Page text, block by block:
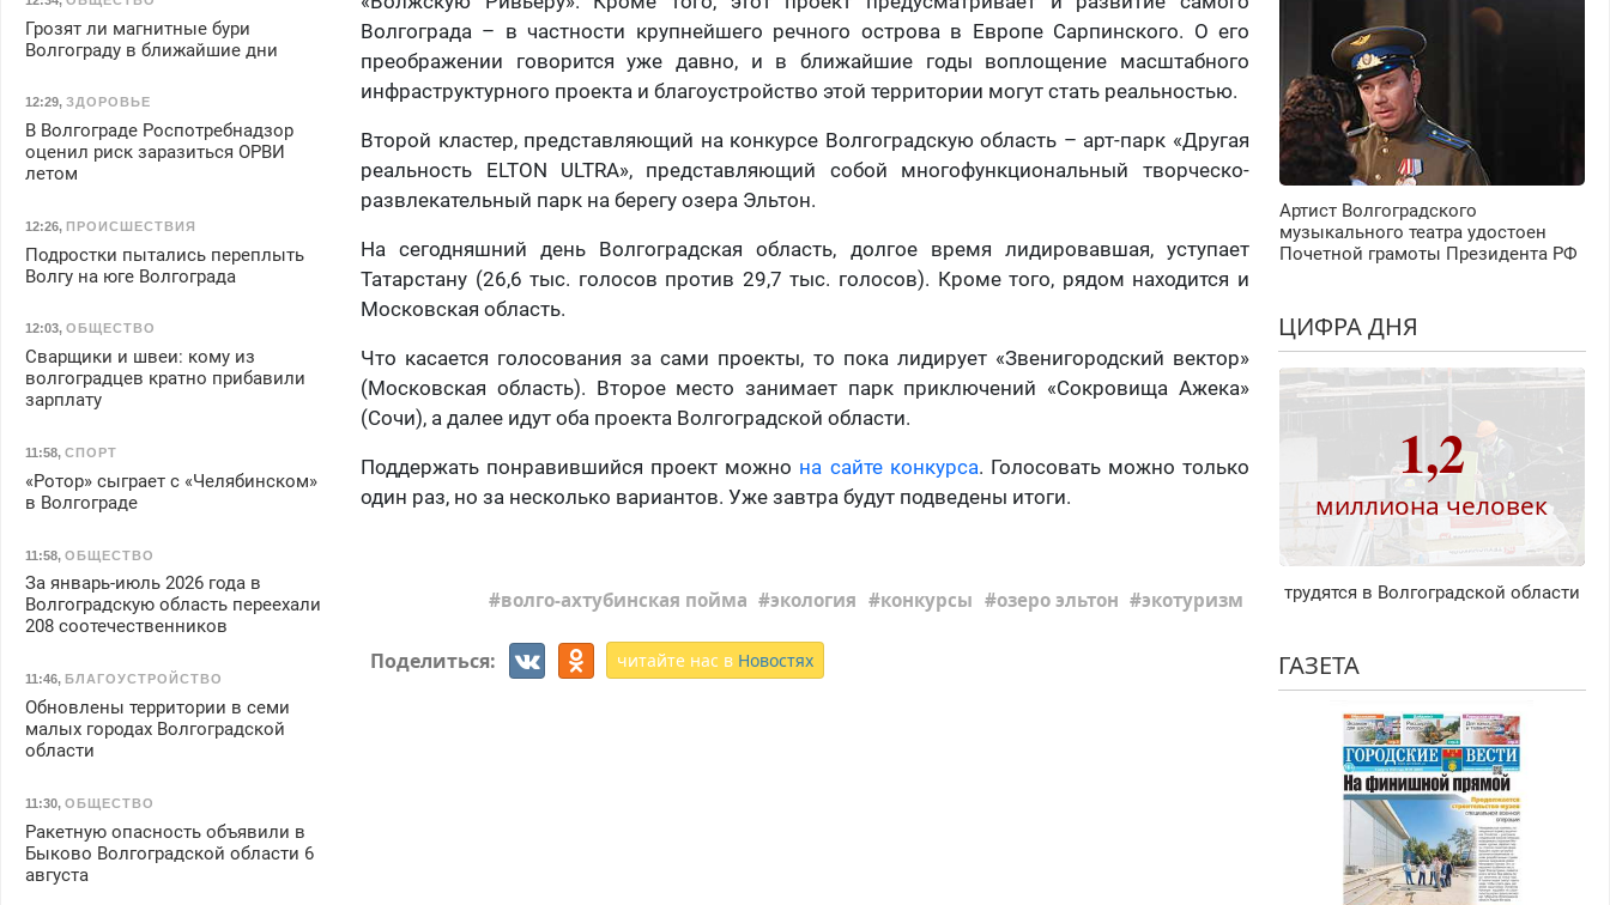
Волгограда – в частности крупнейшего речного острова в Европе Сарпинского. О его
преображении говорится уже давно, и в ближайшие годы воплощение масштабного
инфраструктурного проекта и благоустройство этой территории могут стать реальностью.
Второй кластер, представляющий на конкурсе Волгоградскую область – арт-парк «Другая
реальность ELTON ULTRА», представляющий собой многофункциональный творческо-
развлекательный парк на берегу озера Эльтон.
На сегодняшний день Волгоградская область, долгое время лидировавшая, уступает
Татарстану (26,6 тыс. голосов против 29,7 тыс. голосов). Кроме того, рядом находится и
Московская область.
Что касается голосования за сами проекты, то пока лидирует «Звенигородский вектор»
(Московская область). Второе место занимает парк приключений «Сокровища Ажека»
(Сочи), а далее идут оба проекта Волгоградской области.
Поддержать понравившийся проект можно на сайте конкурса. Голосовать можно только
один раз, но за несколько вариантов. Уже завтра будут подведены итоги.
волго-ахтубинская пойма экология конкурсы озеро эльтон экотуризм
Поделиться: читайте нас в Новостях
Грозят ли магнитные бури
Волгограду в ближайшие дни
12:29, ЗДОРОВЬЕ
В Волгограде Роспотребнадзор
оценил риск заразиться ОРВИ
летом
12:26, ПРОИСШЕСТВИЯ
Подростки пытались переплыть
Волгу на юге Волгограда
12:03, ОБЩЕСТВО
Сварщики и швеи: кому из
волгоградцев кратно прибавили
зарплату
11:58, СПОРТ
«Ротор» сыграет с «Челябинском»
в Волгограде
11:58, ОБЩЕСТВО
За январь-июль 2026 года в
Волгоградскую область переехали
208 соотечественников
11:46, БЛАГОУСТРОЙСТВО
Обновлены территории в семи
малых городах Волгоградской
области
11:30, ОБЩЕСТВО
Ракетную опасность объявили в
Быково Волгоградской области 6
августа
Артист Волгоградского
музыкального театра удостоен
Почетной грамоты Президента РФ
ЦИФРА ДНЯ
1,2
миллиона человек
трудятся в Волгоградской области
ГАЗЕТА